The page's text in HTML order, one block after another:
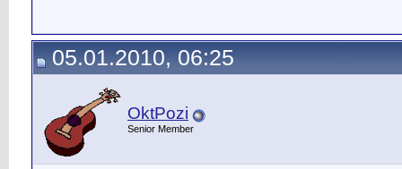
05.01.2010, 06:25
OktPozi
Senior Member